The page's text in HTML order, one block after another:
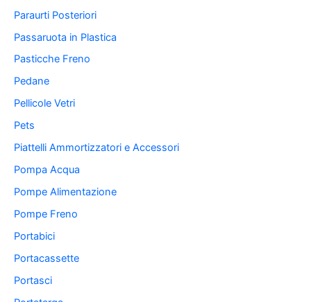
Paraurti Posteriori
Passaruota in Plastica
Pasticche Freno
Pedane
Pellicole Vetri
Pets
Piattelli Ammortizzatori e Accessori
Pompa Acqua
Pompe Alimentazione
Pompe Freno
Portabici
Portacassette
Portasci